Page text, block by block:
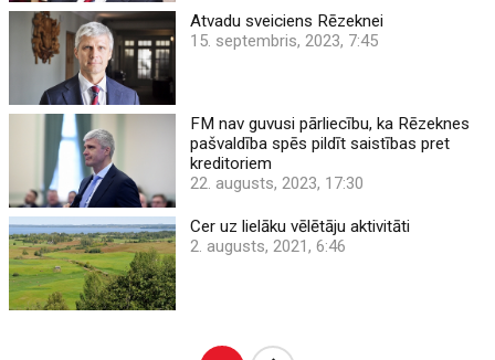
Atvadu sveiciens Rēzeknei
15. septembris, 2023, 7:45
FM nav guvusi pārliecību, ka Rēzeknes
pašvaldība spēs pildīt saistības pret
kreditoriem
22. augusts, 2023, 17:30
Cer uz lielāku vēlētāju aktivitāti
2. augusts, 2021, 6:46